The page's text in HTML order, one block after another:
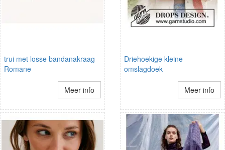
trui met losse bandanakraag
Romane
Meer info
Driehoekige kleine
omslagdoek
Meer info